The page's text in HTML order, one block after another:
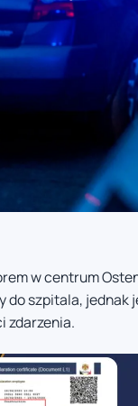
w centrum
do szpitala,
zdarzenia.